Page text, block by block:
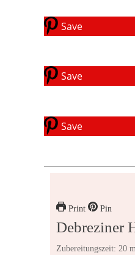
Save
Save
Save
Print Pin
Debreziner
Zubereitungszeit: 20